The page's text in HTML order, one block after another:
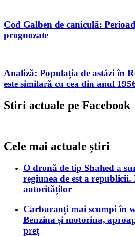
Cod Galben de caniculă:
prognozate
Analiză: Populația de astăzi în
este similară cu cea din anul
Stiri actuale pe Facebook
Cele mai actuale știri
O dronă de tip Shahed a
regiunea de est a republicii.
autorităților
Carburanți mai scumpi în
Benzina și motorina,
preț